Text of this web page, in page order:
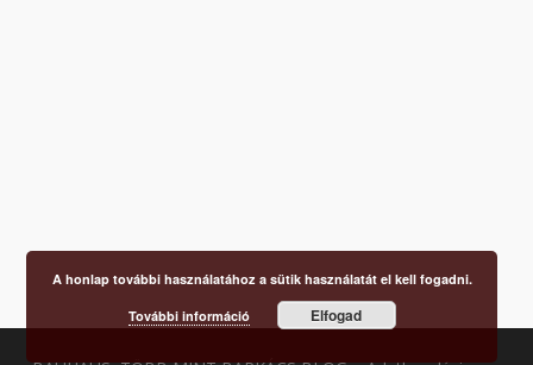
A honlap további használatához a sütik használatát el kell fogadni.
További információ Elfogad